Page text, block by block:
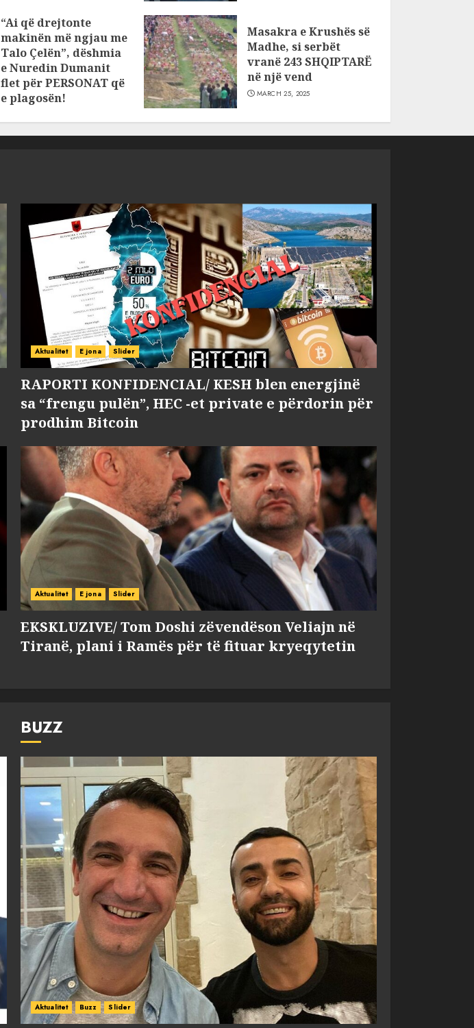
“Ai që drejtonte
makinën më ngjau me
Talo Çelën”, dëshmia
e Nuredin Dumanit
flet për PERSONAT që
e plagosën!
Masakra e Krushës së
Madhe, si serbët
vranë 243 SHQIPTARË
në një vend
MARCH 25, 2025
Aktualitet E jona Slider
RAPORTI KONFIDENCIAL/ KESH blen energjinë
sa “frengu pulën”, HEC -et private e përdorin për
prodhim Bitcoin
Aktualitet E jona Slider
EKSKLUZIVE/ Tom Doshi zëvendëson Veliajn në
Tiranë, plani i Ramës për të fituar kryeqytetin
BUZZ
Aktualitet Buzz Slider